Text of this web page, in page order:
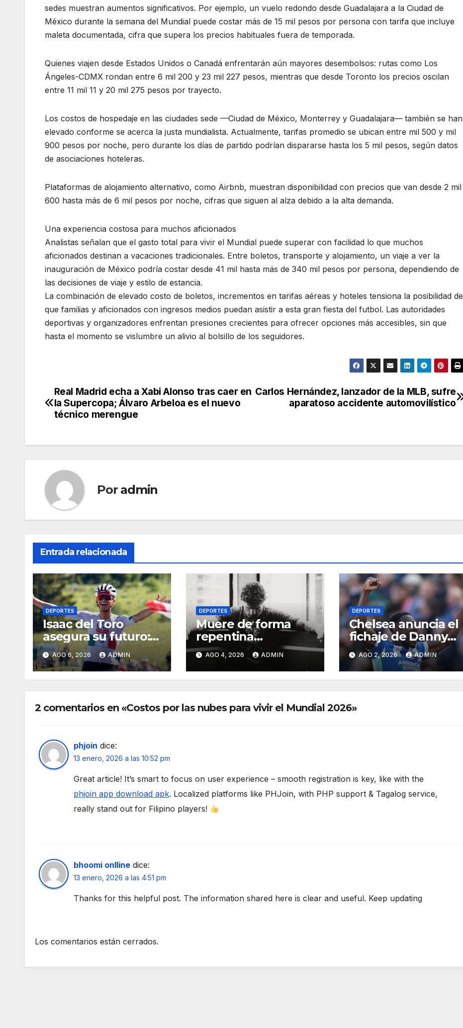
sedes muestran aumentos significativos. Por ejemplo, un vuelo redondo desde Guadalajara a la Ciudad de
México durante la semana del Mundial puede costar más de 15 mil pesos por persona con tarifa que incluye
maleta documentada, cifra que supera los precios habituales fuera de temporada.
Quienes viajen desde Estados Unidos o Canadá enfrentarán aún mayores desembolsos: rutas como Los
Ángeles-CDMX rondan entre 6 mil 200 y 23 mil 227 pesos, mientras que desde Toronto los precios oscilan
entre 11 mil 11 y 20 mil 275 pesos por trayecto.
Los costos de hospedaje en las ciudades sede —Ciudad de México, Monterrey y Guadalajara— también se han
elevado conforme se acerca la justa mundialista. Actualmente, tarifas promedio se ubican entre mil 500 y mil
900 pesos por noche, pero durante los días de partido podrían dispararse hasta los 5 mil pesos, según datos
de asociaciones hoteleras.
Plataformas de alojamiento alternativo, como Airbnb, muestran disponibilidad con precios que van desde 2 mil
600 hasta más de 6 mil pesos por noche, cifras que siguen al alza debido a la alta demanda.
Una experiencia costosa para muchos aficionados
Analistas señalan que el gasto total para vivir el Mundial puede superar con facilidad lo que muchos
aficionados destinan a vacaciones tradicionales. Entre boletos, transporte y alojamiento, un viaje a ver la
inauguración de México podría costar desde 41 mil hasta más de 340 mil pesos por persona, dependiendo de
las decisiones de viaje y estilo de estancia.
La combinación de elevado costo de boletos, incrementos en tarifas aéreas y hoteles tensiona la posibilidad de
que familias y aficionados con ingresos medios puedan asistir a esta gran fiesta del futbol. Las autoridades
deportivas y organizadores enfrentan presiones crecientes para ofrecer opciones más accesibles, sin que
hasta el momento se vislumbre un alivio al bolsillo de los seguidores.
Navegación
de
Carlos Hernández, lanzador de la MLB, sufre
aparatoso accidente automovilístico
Real Madrid echa a Xabi Alonso tras caer en
la Supercopa; Álvaro Arbeloa es el nuevo
técnico merengue
Por admin
Entrada relacionada
DEPORTES
Isaac del Toro
asegura su futuro:
renueva con UAE
Team Emirates
hasta 2031
AGO 6, 2026 ADMIN
DEPORTES
Muere de forma
repentina
expeleador de la
UFC; investigan las
causas
AGO 4, 2026 ADMIN
DEPORTES
Chelsea anuncia el
fichaje de Danny
Welbeck para la
próxima temporada
de Premier League
AGO 2, 2026 ADMIN
2 comentarios en «Costos por las nubes para vivir el Mundial 2026»
phjoin dice:
13 enero, 2026 a las 10:52 pm
Great article! It’s smart to focus on user experience – smooth registration is key, like with the
phjoin app download apk. Localized platforms like PHJoin, with PHP support & Tagalog service,
really stand out for Filipino players!
bhoomi onlline dice:
13 enero, 2026 a las 4:51 pm
Thanks for this helpful post. The information shared here is clear and useful. Keep updating
Los comentarios están cerrados.